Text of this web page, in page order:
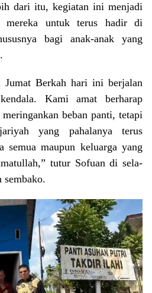
dari itu, kegiatan ini menjadi
mereka untuk terus hadir di
bagi anak-anak yang
Jumat Berkah hari ini berjalan
Kami amat berharap
beban panti, tetapi
yang pahalanya terus
maupun keluarga yang
tutur Sofuan di sela-
sembako.